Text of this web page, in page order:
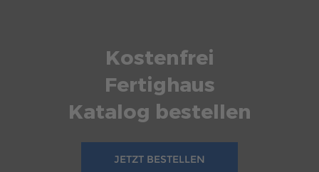
Kostenfrei
Fertighaus
Katalog bestellen
JETZT BESTELLEN